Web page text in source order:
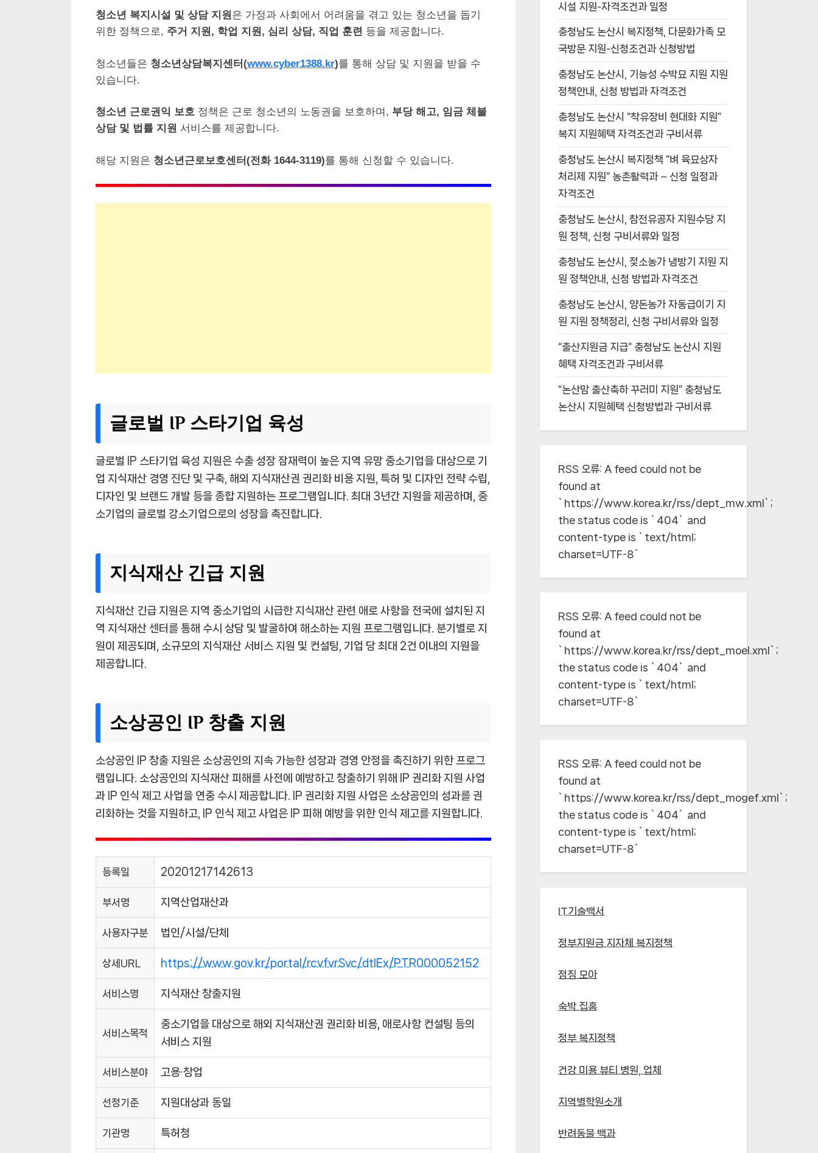
청소년 복지시설 및 상담 지원은 가정과 사회에서 어려움을 겪고 있는 청소년을 돕기
위한 정책으로, 주거 지원, 학업 지원, 심리 상담, 직업 훈련 등을 제공합니다.
청소년들은 청소년상담복지센터(www.cyber1388.kr)를 통해 상담 및 지원을 받을 수
있습니다.
청소년 근로권익 보호 정책은 근로 청소년의 노동권을 보호하며, 부당 해고, 임금 체불
상담 및 법률 지원 서비스를 제공합니다.
해당 지원은 청소년근로보호센터(전화 1644-3119)를 통해 신청할 수 있습니다.
글로벌 IP 스타기업 육성
글로벌 IP 스타기업 육성 지원은 수출 성장 잠재력이 높은 지역 유망 중소기업을 대상으로 기
업 지식재산 경영 진단 및 구축, 해외 지식재산권 권리화 비용 지원, 특허 및 디자인 전략 수립,
디자인 및 브랜드 개발 등을 종합 지원하는 프로그램입니다. 최대 3년간 지원을 제공하며, 중
소기업의 글로벌 강소기업으로의 성장을 촉진합니다.
지식재산 긴급 지원
지식재산 긴급 지원은 지역 중소기업의 시급한 지식재산 관련 애로 사항을 전국에 설치된 지
역 지식재산 센터를 통해 수시 상담 및 발굴하여 해소하는 지원 프로그램입니다. 분기별로 지
원이 제공되며, 소규모의 지식재산 서비스 지원 및 컨설팅, 기업 당 최대 2건 이내의 지원을
제공합니다.
소상공인 IP 창출 지원
소상공인 IP 창출 지원은 소상공인의 지속 가능한 성장과 경영 안정을 촉진하기 위한 프로그
램입니다. 소상공인의 지식재산 피해를 사전에 예방하고 창출하기 위해 IP 권리화 지원 사업
과 IP 인식 제고 사업을 연중 수시 제공합니다. IP 권리화 지원 사업은 소상공인의 성과를 권
리화하는 것을 지원하고, IP 인식 제고 사업은 IP 피해 예방을 위한 인식 제고를 지원합니다.
등록일 20201217142613
부서명 지역산업재산과
사용자구분 법인/시설/단체
상세URL https://www.gov.kr/portal/rcvfvrSvc/dtlEx/PTR000052152
서비스명 지식재산 창출지원
서비스목적
중소기업을 대상으로 해외 지식재산권 권리화 비용, 애로사항 컨설팅 등의
서비스 지원
서비스분야 고용·창업
선정기준 지원대상과 동일
기관명 특허청
시설 지원-자격조건과 일정
충청남도 논산시 복지정책, 다문화가족 모
국방문 지원-신청조건과 신청방법
충청남도 논산시, 기능성 수박묘 지원 지원
정책안내, 신청 방법과 자격조건
충청남도 논산시 “착유장비 현대화 지원”
복지 지원혜택 자격조건과 구비서류
충청남도 논산시 복지정책 “벼 육묘상자
처리제 지원” 농촌활력과 – 신청 일정과
자격조건
충청남도 논산시, 참전유공자 지원수당 지
원 정책, 신청 구비서류와 일정
충청남도 논산시, 젖소농가 냉방기 지원 지
원 정책안내, 신청 방법과 자격조건
충청남도 논산시, 양돈농가 자동급이기 지
원 지원 정책정리, 신청 구비서류와 일정
“출산지원금 지급” 충청남도 논산시 지원
혜택 자격조건과 구비서류
“논산맘 출산축하 꾸러미 지원” 충청남도
논산시 지원혜택 신청방법과 구비서류
RSS 오류: A feed could not be
found at
`https://www.korea.kr/rss/dept_mw.xml`;
the status code is `404` and
content-type is `text/html;
charset=UTF-8`
RSS 오류: A feed could not be
found at
`https://www.korea.kr/rss/dept_moel.xml`;
the status code is `404` and
content-type is `text/html;
charset=UTF-8`
RSS 오류: A feed could not be
found at
`https://www.korea.kr/rss/dept_mogef.xml`;
the status code is `404` and
content-type is `text/html;
charset=UTF-8`
IT기술백서
정부지원금 지자체 복지정책
점짐 모아
숙박 집홈
정부 복지정책
건강 미용 뷰티 병원, 업체
지역별학원소개
반려동물 백과